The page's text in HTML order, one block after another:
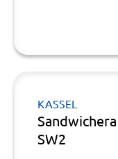
KASSEL
SW2